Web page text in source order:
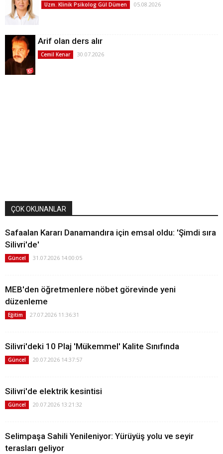
Uzm. Klinik Psikolog Gül Dümen 05.08.2026
Arif olan ders alır
Cemil Kenar 30.07.2026
ÇOK OKUNANLAR
Safaalan Kararı Danamandıra için emsal oldu: 'Şimdi sıra
Silivri'de'
Güncel 31.07.2026 14:00:05
MEB'den öğretmenlere nöbet görevinde yeni
düzenleme
Eğitim 27.07.2026 11:36:31
Silivri'deki 10 Plaj 'Mükemmel' Kalite Sınıfında
Güncel 20.07.2026 14:37:57
Silivri'de elektrik kesintisi
Güncel 20.07.2026 13:21:32
Selimpaşa Sahili Yenileniyor: Yürüyüş yolu ve seyir
terasları geliyor